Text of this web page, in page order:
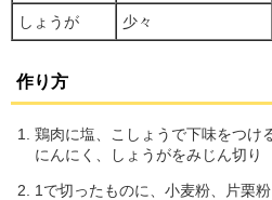
しょうが 少々
作り方
鶏肉に塩、こしょうで下味をつけ
にんにく、しょうがをみじん切り
1で切ったものに、小麦粉、片栗